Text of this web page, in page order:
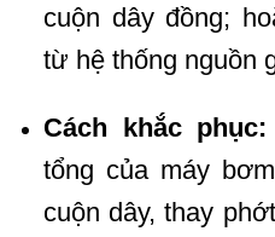
cuộn dây đồng;
từ hệ thống nguồn
Cách khắc phục:
tổng của máy
cuộn dây, thay